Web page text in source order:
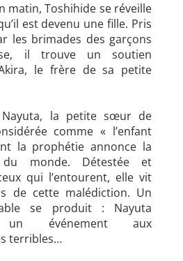
matin, Toshihide se réveille
est devenu une fille. Pris
les brimades des garçons
il trouve un soutien
le frère de sa petite
la petite sœur de
comme « l’enfant
la prophétie annonce la
du monde. Détestée et
qui l’entourent, elle vit
de cette malédiction. Un
se produit : Nayuta
un événement aux
terribles…